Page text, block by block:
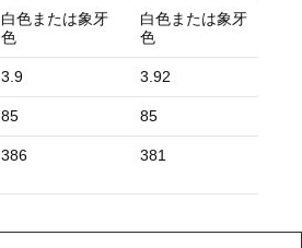
白色または象牙
色
白色または象牙
色
3.9 3.92
85 85
386 381